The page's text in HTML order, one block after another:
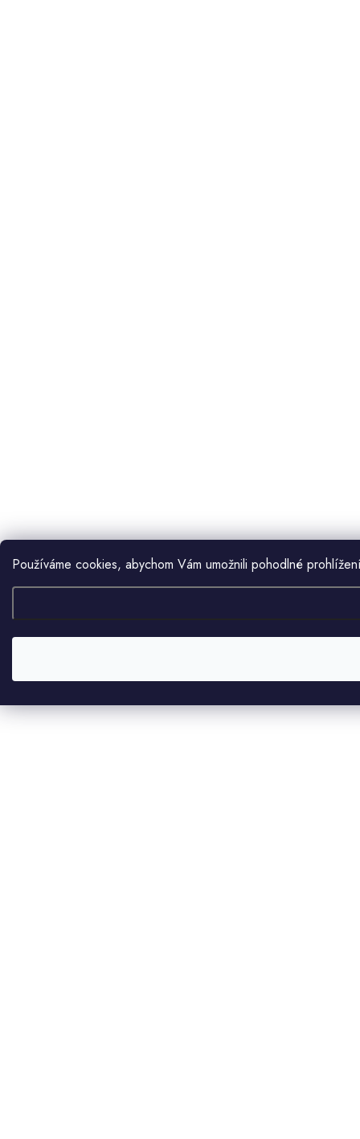
Používáme cookies, abychom Vám umožnili pohodlné